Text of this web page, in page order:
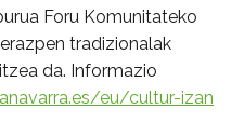
Foru Komunitateko
tradizionalak
da. Informazio
eu/cultur-izan